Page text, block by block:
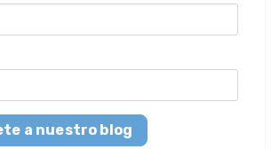
a nuestro blog